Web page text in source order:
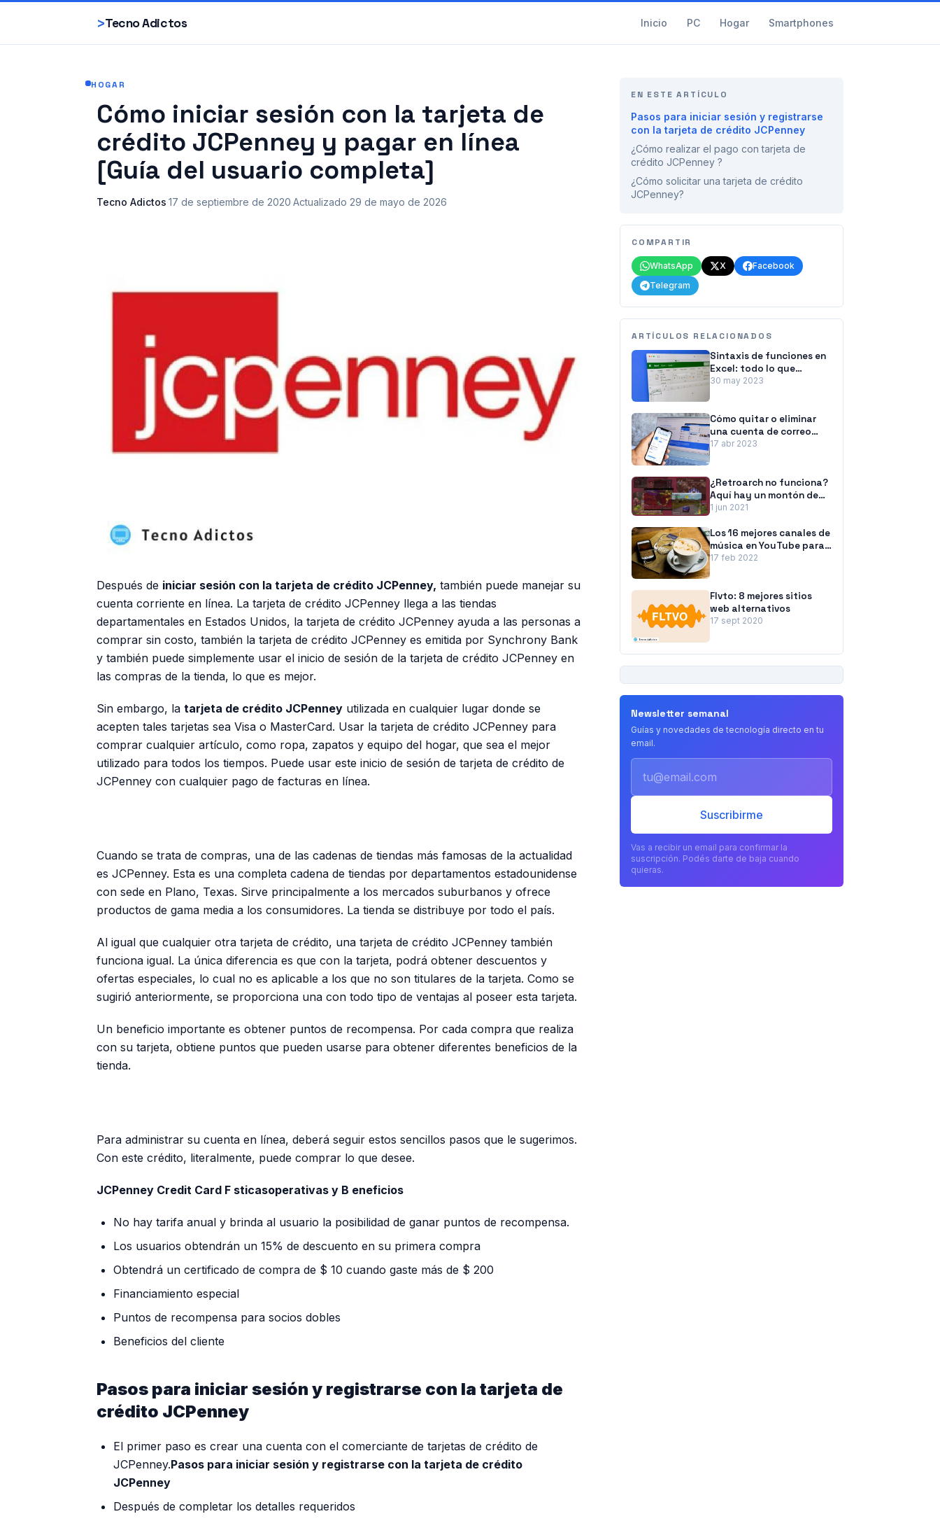
>Tecno Adictos Inicio PC Hogar Smartphones
HOGAR
Cómo iniciar sesión con la tarjeta de
crédito JCPenney y pagar en línea
[Guía del usuario completa]
Tecno Adictos·17 de septiembre de 2020·Actualizado 29 de mayo de 2026
Después de iniciar sesión con la tarjeta de crédito JCPenney, también puede manejar su
cuenta corriente en línea. La tarjeta de crédito JCPenney llega a las tiendas
departamentales en Estados Unidos, la tarjeta de crédito JCPenney ayuda a las personas a
comprar sin costo, también la tarjeta de crédito JCPenney es emitida por Synchrony Bank
y también puede simplemente usar el inicio de sesión de la tarjeta de crédito JCPenney en
las compras de la tienda, lo que es mejor.
Sin embargo, la tarjeta de crédito JCPenney utilizada en cualquier lugar donde se
acepten tales tarjetas sea Visa o MasterCard. Usar la tarjeta de crédito JCPenney para
comprar cualquier artículo, como ropa, zapatos y equipo del hogar, que sea el mejor
utilizado para todos los tiempos. Puede usar este inicio de sesión de tarjeta de crédito de
JCPenney con cualquier pago de facturas en línea.
Cuando se trata de compras, una de las cadenas de tiendas más famosas de la actualidad
es JCPenney. Esta es una completa cadena de tiendas por departamentos estadounidense
con sede en Plano, Texas. Sirve principalmente a los mercados suburbanos y ofrece
productos de gama media a los consumidores. La tienda se distribuye por todo el país.
Al igual que cualquier otra tarjeta de crédito, una tarjeta de crédito JCPenney también
funciona igual. La única diferencia es que con la tarjeta, podrá obtener descuentos y
ofertas especiales, lo cual no es aplicable a los que no son titulares de la tarjeta. Como se
sugirió anteriormente, se proporciona una con todo tipo de ventajas al poseer esta tarjeta.
Un beneficio importante es obtener puntos de recompensa. Por cada compra que realiza
con su tarjeta, obtiene puntos que pueden usarse para obtener diferentes beneficios de la
tienda.
Para administrar su cuenta en línea, deberá seguir estos sencillos pasos que le sugerimos.
Con este crédito, literalmente, puede comprar lo que desee.
JCPenney Credit Card F sticasoperativas y B eneficios
No hay tarifa anual y brinda al usuario la posibilidad de ganar puntos de recompensa.
Los usuarios obtendrán un 15% de descuento en su primera compra
Obtendrá un certificado de compra de $ 10 cuando gaste más de $ 200
Financiamiento especial
Puntos de recompensa para socios dobles
Beneficios del cliente
Pasos para iniciar sesión y registrarse con la tarjeta de
crédito JCPenney
El primer paso es crear una cuenta con el comerciante de tarjetas de crédito de
JCPenney.Pasos para iniciar sesión y registrarse con la tarjeta de crédito
JCPenney
Después de completar los detalles requeridos
EN ESTE ARTÍCULO
Pasos para iniciar sesión y registrarse
con la tarjeta de crédito JCPenney
¿Cómo realizar el pago con tarjeta de
crédito JCPenney ?
¿Cómo solicitar una tarjeta de crédito
JCPenney?
COMPARTIR
WhatsApp X
Facebook
Telegram
ARTÍCULOS RELACIONADOS
Sintaxis de funciones en
Excel: todo lo que
necesita saber
30 may 2023
Cómo quitar o eliminar
una cuenta de correo
electrónico de Outlook
17 abr 2023
¿Retroarch no funciona?
Aquí hay un montón de
correcciones
1 jun 2021
Los 16 mejores canales de
música en YouTube para
concentrarse, estudiar y
17 feb 2022
Flvto: 8 mejores sitios
web alternativos
17 sept 2020
Newsletter semanal
Guías y novedades de tecnología directo en tu
email.
Suscribirme
Vas a recibir un email para confirmar la
suscripción. Podés darte de baja cuando
quieras.